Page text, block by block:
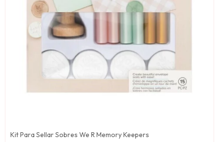
Kit Para Sellar Sobres We R Memory Keepers